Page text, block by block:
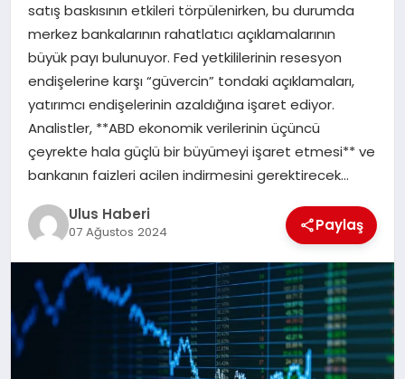
EĞITIM
MAGAZIN
SPOR
YAŞAM
satış baskısının etkileri törpülenirken, bu durumda
merkez bankalarının rahatlatıcı açıklamalarının
büyük payı bulunuyor. Fed yetkililerinin resesyon
endişelerine karşı “güvercin” tondaki açıklamaları,
yatırımcı endişelerinin azaldığına işaret ediyor.
Analistler, **ABD ekonomik verilerinin üçüncü
çeyrekte hala güçlü bir büyümeyi işaret etmesi** ve
bankanın faizleri acilen indirmesini gerektirecek…
Ulus Haberi
07 Ağustos 2024 Paylaş